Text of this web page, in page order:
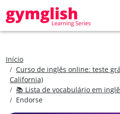
Início
Curso de inglês online: teste
California)
📚 Lista de vocabulário em
Endorse